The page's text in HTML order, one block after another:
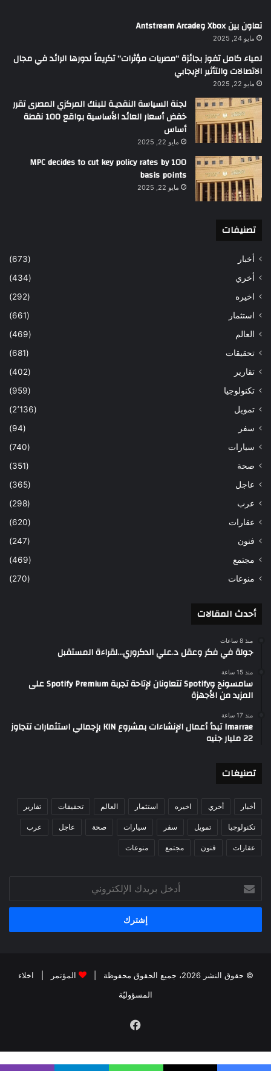
تعاون بين Xbox وAntstream Arcade
مايو 24, 2025
لمياء كامل تفوز بجائزة “مصريات مؤثرات” تكريماً لدورها الرائد في مجال
الاتصالات والتأثير الإيجابي
مايو 22, 2025
لجنة السياسة النقديـة للبنك المركزي المصرى تقرر
خفض أسعار العائد الأساسية بواقع 100 نقطة
أساس
مايو 22, 2025
MPC decides to cut key policy rates by 100
basis points
مايو 22, 2025
تصنيفات
أخبار
(673)
أخري
(434)
اخيره
(292)
استثمار
(661)
العالم
(469)
تحقيقات
(681)
تقارير
(402)
تكنولوجيا
(959)
تمويل
(2٬136)
سفر
(94)
سيارات
(740)
صحة
(351)
عاجل
(365)
عرب
(298)
عقارات
(620)
فنون
(247)
مجتمع
(469)
منوعات
(270)
أحدث المقالات
منذ 8 ساعات
جولة في فكر وعقل د.علي الدكروري…لقراءة المستقبل
منذ 15 ساعة
سامسونج وSpotify تتعاونان لإتاحة تجربة Spotify Premium على
المزيد من الأجهزة
منذ 17 ساعة
Imarrae تبدأ أعمال الإنشاءات بمشروع KIN بإجمالي استثمارات تتجاوز
22 مليار جنيه
تصنيغات
أخبار أخري اخيره استثمار العالم تحقيقات تقارير
تكنولوجيا تمويل سفر سيارات صحة عاجل عرب
عقارات فنون مجتمع منوعات
بريدك
الإلكتروني
© حقوق النشر 2026، جميع الحقوق محفوظة | المؤتمر
اخلاء
المسؤوليّة
فيسبوك